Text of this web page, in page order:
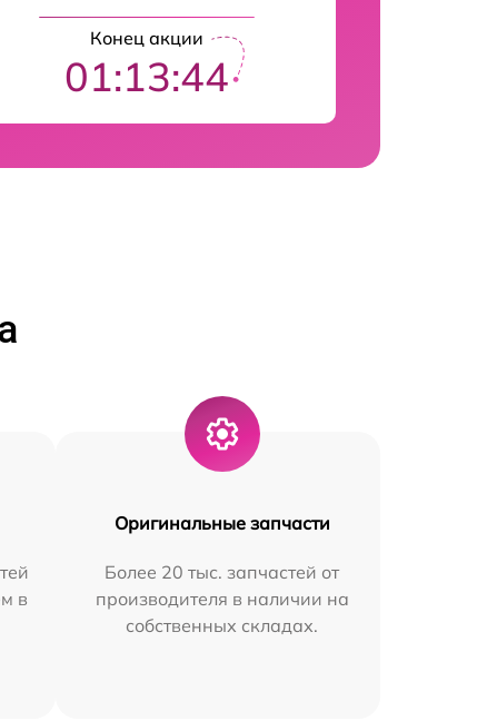
Конец акции
01:13:43
в
Оригинальные запчасти
Более 20 тыс. запчастей от
производителя в наличии на
собственных складах.